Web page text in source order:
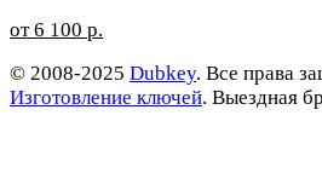
от 6 100 р.
© 2008-2025 Dubkey. Все права
Изготовление ключей. Выездная